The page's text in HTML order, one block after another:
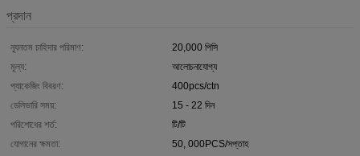
প্রদান
ন্যূনতম চাহিদার পরিমাণ:
20,000 পিসি
মূল্য:
আলোচনাযোগ্য
প্যাকেজিং বিবরণ:
400pcs/ctn
ডেলিভারি সময়:
15 - 22 দিন
পরিশোধের শর্ত:
টি/টি
যোগানের ক্ষমতা:
50, 000PCS/সপ্তাহ